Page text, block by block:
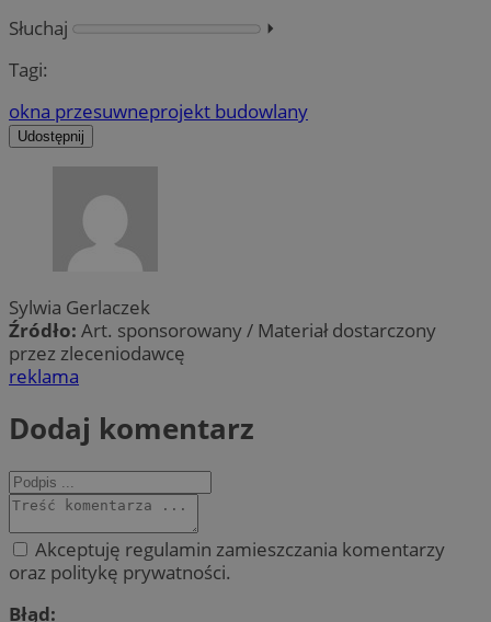
Słuchaj
⏵︎
Tagi:
okna przesuwneprojekt budowlany
Udostępnij
Sylwia Gerlaczek
Źródło: Art. sponsorowany / Materiał dostarczony
przez zleceniodawcę
reklama
Dodaj komentarz
Akceptuję regulamin zamieszczania komentarzy
oraz politykę prywatności.
Błąd: